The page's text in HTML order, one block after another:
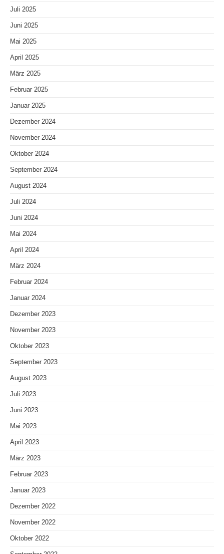
Juli 2025
Juni 2025
Mai 2025
April 2025
März 2025
Februar 2025
Januar 2025
Dezember 2024
November 2024
Oktober 2024
September 2024
August 2024
Juli 2024
Juni 2024
Mai 2024
April 2024
März 2024
Februar 2024
Januar 2024
Dezember 2023
November 2023
Oktober 2023
September 2023
August 2023
Juli 2023
Juni 2023
Mai 2023
April 2023
März 2023
Februar 2023
Januar 2023
Dezember 2022
November 2022
Oktober 2022